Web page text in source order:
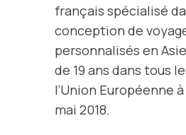
français spécialisé
conception de
personnalisés en
de 19 ans dans tous
l’Union Européenne
mai 2018.